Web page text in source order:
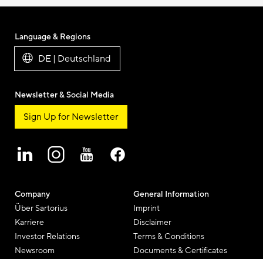
Company
Über Sartorius
Karriere
Investor Relations
Newsroom
General Information
Imprint
Disclaimer
Terms & Conditions
Documents & Certificates
Language & Regions
DE | Deutschland
Newsletter & Social Media
Sign Up for Newsletter